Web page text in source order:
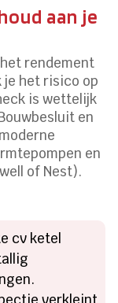
aan je
rendement
je het risico op
is wettelijk
en
en
of Nest).
cv ketel